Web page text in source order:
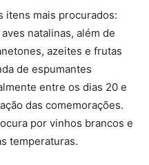
itens mais procurados:
natalinas, além de
azeites e frutas
de espumantes
entre os dias 20 e
das comemorações.
por vinhos brancos e
temperaturas.